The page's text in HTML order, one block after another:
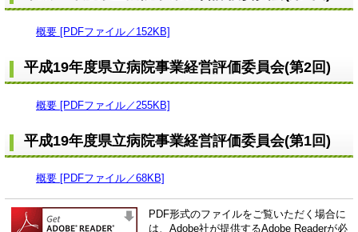
概要 [PDFファイル／152KB]
平成19年度県立病院事業経営評価委員会(第2回)
概要 [PDFファイル／255KB]
平成19年度県立病院事業経営評価委員会(第1回)
概要 [PDFファイル／68KB]
PDF形式のファイルをご覧いただく場合に
は、Adobe社が提供するAdobe Readerが必